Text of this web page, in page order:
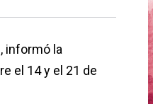
informó la
el 14 y el 21 de